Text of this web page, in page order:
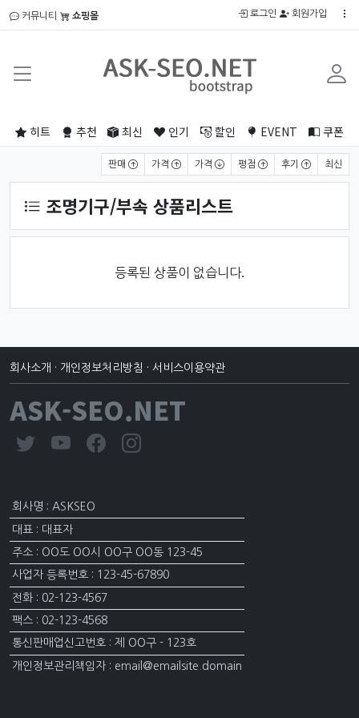
커뮤니티 쇼핑몰 로그인 회원가입
히트 추천 최신 인기 할인 EVENT 쿠폰
판매 가격 가격 평점 후기 최신
조명기구/부속 상품리스트
등록된 상품이 없습니다.
회사소개 · 개인정보처리방침 · 서비스이용약관
ASK-SEO.NET
회사명 : ASKSEO
대표 : 대표자
주소 : OO도 OO시 OO구 OO동 123-45
사업자 등록번호 : 123-45-67890
전화 : 02-123-4567
팩스 : 02-123-4568
통신판매업신고번호 : 제 OO구 - 123호
개인정보관리책임자 : email@emailsite.domain